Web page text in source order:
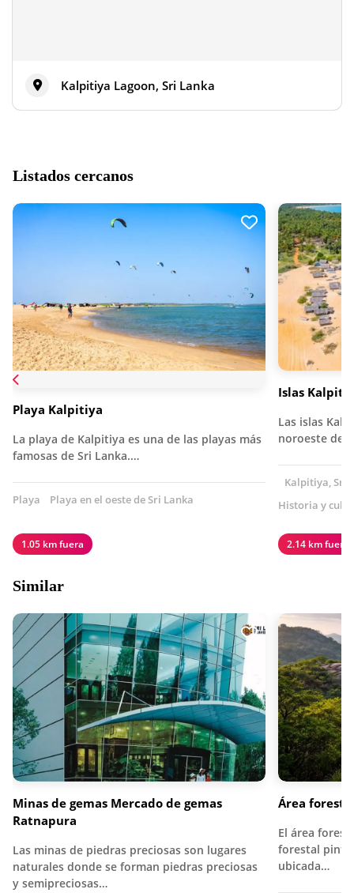
Kalpitiya Lagoon, Sri Lanka
Listados cercanos
Playa Kalpitiya
La playa de Kalpitiya es una de las playas más
famosas de Sri Lanka.…
Playa Playa en el oeste de Sri Lanka
1.05 km fuera
Islas
Las islas
noroeste de
Kalpitiya, Sri
Historia y
2.14 km fuera
Similar
Minas de gemas Mercado de gemas
Ratnapura
Las minas de piedras preciosas son lugares
naturales donde se forman piedras preciosas
y semipreciosas…
Área
El área
forestal
ubicada…